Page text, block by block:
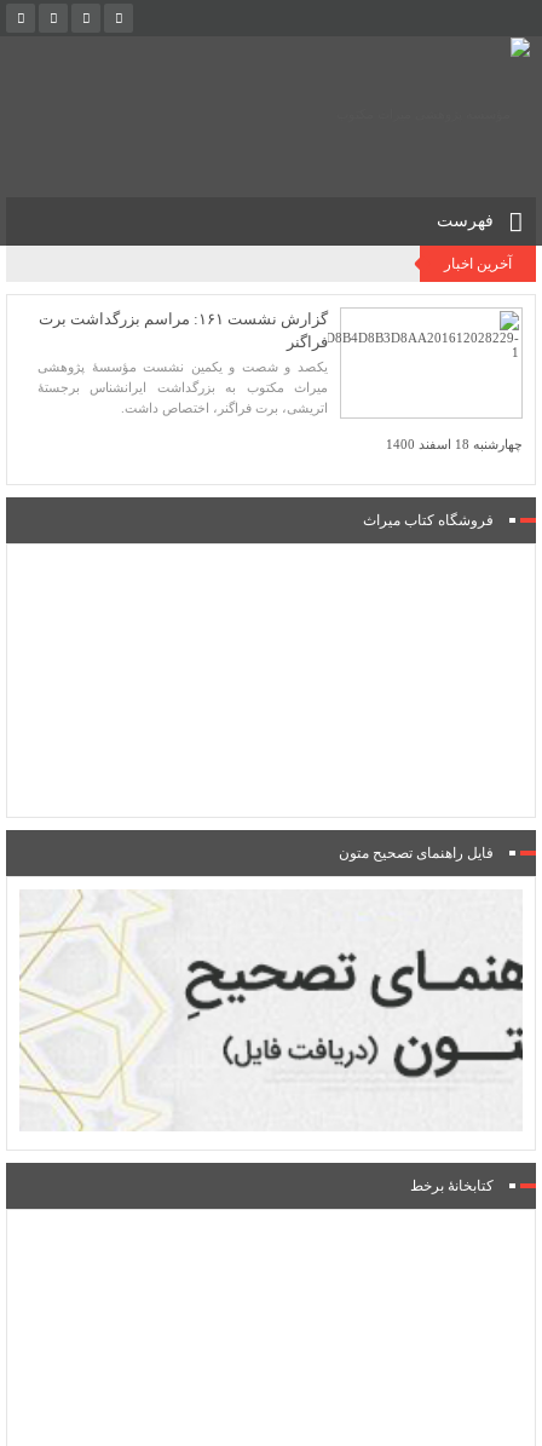
فهرست
آخرین اخبار
گزارش نشست ۱۶۱: مراسم بزرگداشت برت
فراگنر
یکصد و شصت و یکمین نشست مؤسسۀ پژوهشی
میراث مکتوب به بزرگداشت ایرانشناس برجستۀ
اتریشی، برت فراگنر، اختصاص داشت.
چهارشنبه 18 اسفند 1400
فروشگاه کتاب میراث
فایل راهنمای تصحیح متون
کتابخانۀ برخط